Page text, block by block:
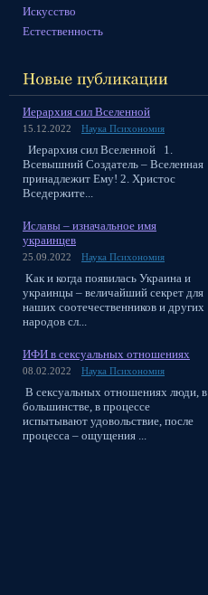
Искусство
Естественность
Иерархия сил Вселенной
15.12.2022 Наука Психономия
Иерархия сил Вселенной 1.
Всевышний Создатель – Вселенная
принадлежит Ему! 2. Христос
Вседержите...
Иславы – изначальное имя
украинцев
25.09.2022 Наука Психономия
Как и когда появилась Украина и
украинцы – величайший секрет для
наших соотечественников и других
народов сл...
ИФИ в сексуальных отношениях
08.02.2022 Наука Психономия
В сексуальных отношениях люди, в
большинстве, в процессе
испытывают удовольствие, после
процесса – ощущения ...